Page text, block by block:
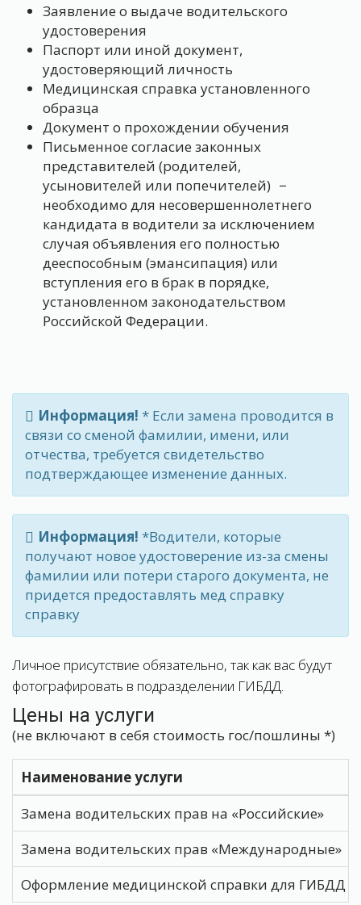
Заявление о выдаче водительского
удостоверения
Паспорт или иной документ,
удостоверяющий личность
Медицинская справка установленного
образца
Документ о прохождении обучения
Письменное согласие законных
представителей (родителей,
усыновителей или попечителей) −
необходимо для несовершеннолетнего
кандидата в водители за исключением
случая объявления его полностью
дееспособным (эмансипация) или
вступления его в брак в порядке,
установленном законодательством
Российской Федерации.
Информация! * Если замена проводится в
связи со сменой фамилии, имени, или
отчества, требуется свидетельство
подтверждающее изменение данных.
Информация! *Водители, которые
получают новое удостоверение из-за смены
фамилии или потери старого документа, не
придется предоставлять мед справку
справку
Личное присутствие обязательно, так как вас будут
фотографировать в подразделении ГИБДД.
Цены на услуги
(не включают в себя стоимость гос/пошлины *)
Наименование услуги
Замена водительских прав на «Российские»
Замена водительских прав «Международные»
Оформление медицинской справки для ГИБДД